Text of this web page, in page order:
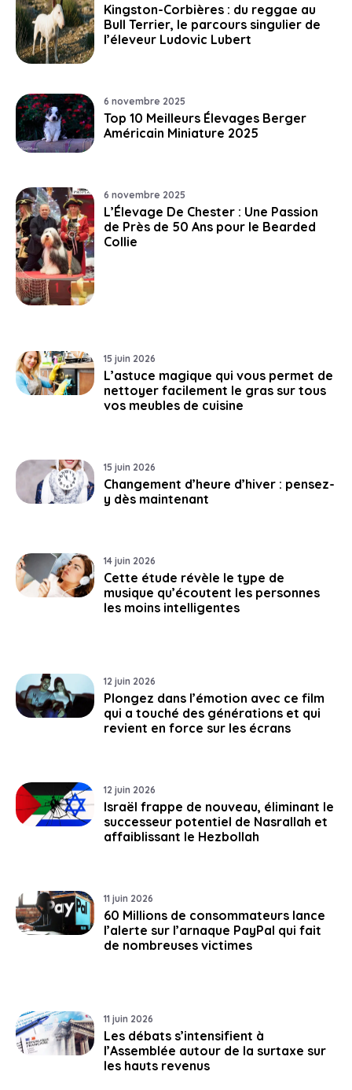
Kingston-Corbières : du reggae au
Bull Terrier, le parcours singulier de
l’éleveur Ludovic Lubert
6 novembre 2025
Top 10 Meilleurs Élevages Berger
Américain Miniature 2025
6 novembre 2025
L’Élevage De Chester : Une Passion
de Près de 50 Ans pour le Bearded
Collie
15 juin 2026
L’astuce magique qui vous permet de
nettoyer facilement le gras sur tous
vos meubles de cuisine
15 juin 2026
Changement d’heure d’hiver : pensez-
y dès maintenant
14 juin 2026
Cette étude révèle le type de
musique qu’écoutent les personnes
les moins intelligentes
12 juin 2026
Plongez dans l’émotion avec ce film
qui a touché des générations et qui
revient en force sur les écrans
12 juin 2026
Israël frappe de nouveau, éliminant le
successeur potentiel de Nasrallah et
affaiblissant le Hezbollah
11 juin 2026
60 Millions de consommateurs lance
l’alerte sur l’arnaque PayPal qui fait
de nombreuses victimes
11 juin 2026
Les débats s’intensifient à
l’Assemblée autour de la surtaxe sur
les hauts revenus